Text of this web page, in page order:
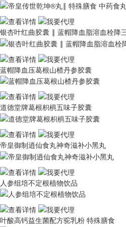
银杏叶红曲胶囊 ‖ 蓝帽降血脂溶血栓降
蓝帽降血压葛根山楂丹参胶囊
道德堂牌葛根枳椇五味子胶囊
帝皇御制逍仙食丸神奇滋补小黑丸
人参组培不定根植物饮品
叶酸高钙益生菌配方驼乳粉 特殊膳食